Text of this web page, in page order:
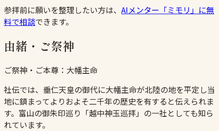
参拝前に願いを整理したい方は、 AIメンター「ミモリ」に無
料で相談できます。
由緒・ご祭神
ご祭神・ご本尊： 大幡主命
社伝では、垂仁天皇の御代に大幡主命が北陸の地を平定し当
地に鎮まってよりおよそ二千年の歴史を有すると伝えられま
す。富山の御朱印巡り「越中神玉巡拝」の一社としても知ら
れています。